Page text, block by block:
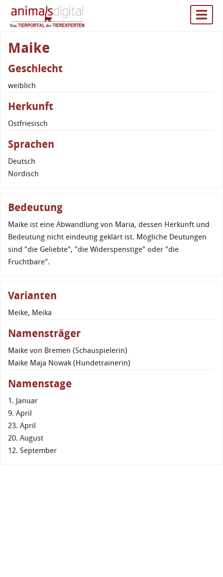
Maike
Geschlecht
weiblich
Herkunft
Ostfriesisch
Sprachen
Deutsch
Nordisch
Bedeutung
Maike ist eine Abwandlung von Maria, dessen Herkunft und
Bedeutung nicht eindeutig geklärt ist. Mögliche Deutungen
sind "die Geliebte", "die Widerspenstige" oder "die
Fruchtbare".
Varianten
Meike, Meika
Namensträger
Maike von Bremen (Schauspielerin)
Maike Maja Nowak (Hundetrainerin)
Namenstage
1. Januar
9. April
23. April
20. August
12. September